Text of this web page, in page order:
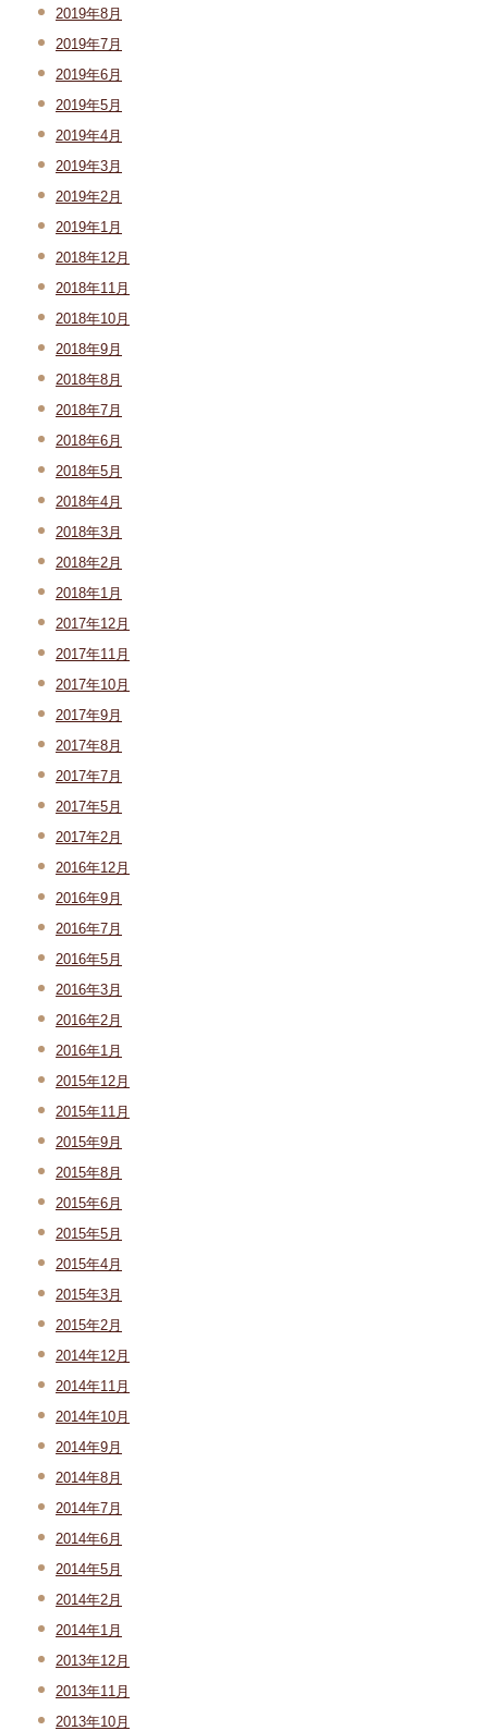
2019年8月
2019年7月
2019年6月
2019年5月
2019年4月
2019年3月
2019年2月
2019年1月
2018年12月
2018年11月
2018年10月
2018年9月
2018年8月
2018年7月
2018年6月
2018年5月
2018年4月
2018年3月
2018年2月
2018年1月
2017年12月
2017年11月
2017年10月
2017年9月
2017年8月
2017年7月
2017年5月
2017年2月
2016年12月
2016年9月
2016年7月
2016年5月
2016年3月
2016年2月
2016年1月
2015年12月
2015年11月
2015年9月
2015年8月
2015年6月
2015年5月
2015年4月
2015年3月
2015年2月
2014年12月
2014年11月
2014年10月
2014年9月
2014年8月
2014年7月
2014年6月
2014年5月
2014年2月
2014年1月
2013年12月
2013年11月
2013年10月